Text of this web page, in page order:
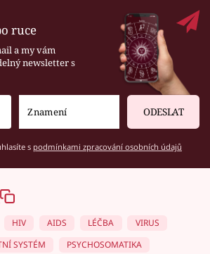
ruce
a my vám
newsletter s
ODESLAT
s podmínkami zpracování osobních údajů
HIV AIDS LÉČBA
VIRUS
SYSTÉM PSYCHOSOMATIKA